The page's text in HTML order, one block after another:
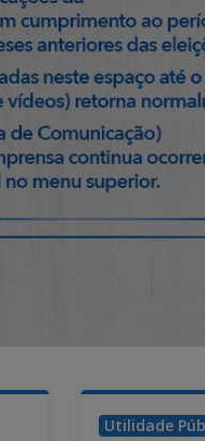
Utilidade